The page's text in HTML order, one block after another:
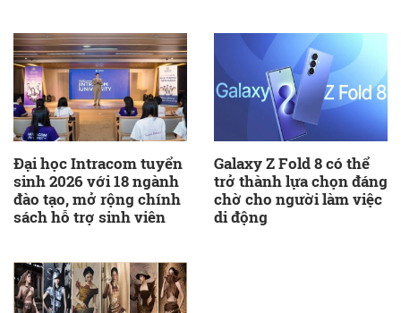
Đại học Intracom tuyển
sinh 2026 với 18 ngành
đào tạo, mở rộng chính
sách hỗ trợ sinh viên
Galaxy Z Fold 8 có thể
trở thành lựa chọn đáng
chờ cho người làm việc
di động